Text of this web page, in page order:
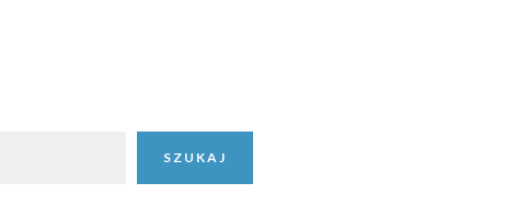
SZUKAJ